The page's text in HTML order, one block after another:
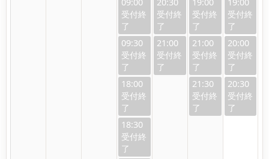
09:00
09:30
18:00
18:30
20:30
21:00
19:00
21:00
21:30
19:00
20:00
20:30